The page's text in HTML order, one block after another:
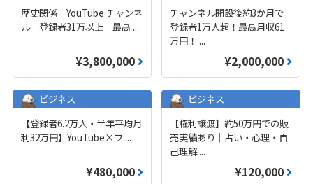
歴史関係 YouTube チャンネ
ル 登録者31万以上 最高 ...
¥3,800,000
チャンネル開設後約3か月で
登録者1万人超！最高月収61
万円！ ...
¥2,000,000
ビジネス
【登録者6.2万人・半年平均月
利32万円】YouTube×フ ...
¥480,000
ビジネス
【権利譲渡】約50万円での販
売実績あり｜占い・心理・自
己理解...
¥120,000